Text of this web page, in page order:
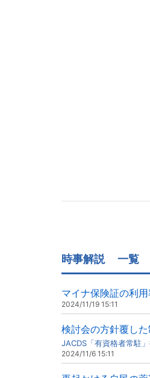
時事解説 一覧
マイナ保険証の利
2024/11/19 15:11
検討会の方針覆し
JACDS「有資格者常駐
2024/11/6 15:11